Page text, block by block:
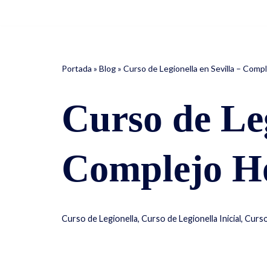
Portada » Blog» Curso de Legionella en Sevilla –
Curso de
Complejo
Curso de Legionella, Curso de Legionella Inicial,